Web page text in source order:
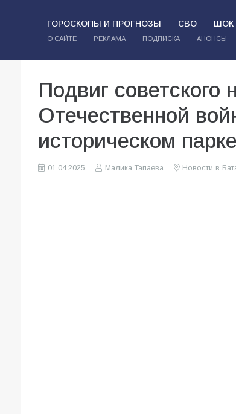
ГОРОСКОПЫ И ПРОГНОЗЫ СВО ШОК
О САЙТЕ РЕКЛАМА ПОДПИСКА АНОНСЫ
Подвиг советского
Отечественной
историческом парке
01.04.2025 Малика Тапаева Новости в